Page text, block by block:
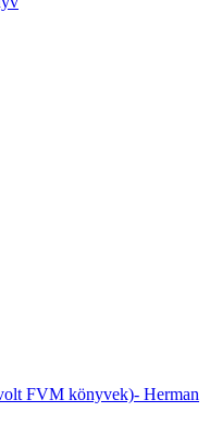
FVM könyvek)- Herman